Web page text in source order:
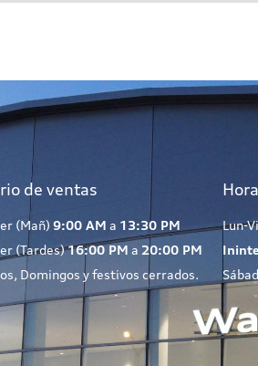
de ventas
(Mañ) 9:00 AM a 13:30 PM
(Tardes)16:00 PM a 20:00 PM
Domingos y festivos cerrados.
Lun-